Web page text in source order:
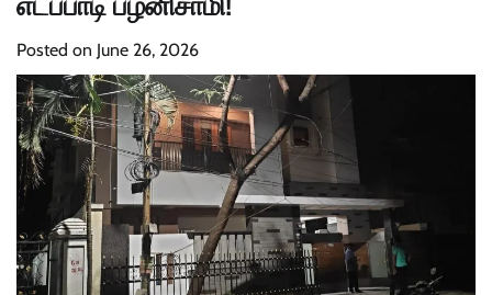
Posted on June 26, 2026